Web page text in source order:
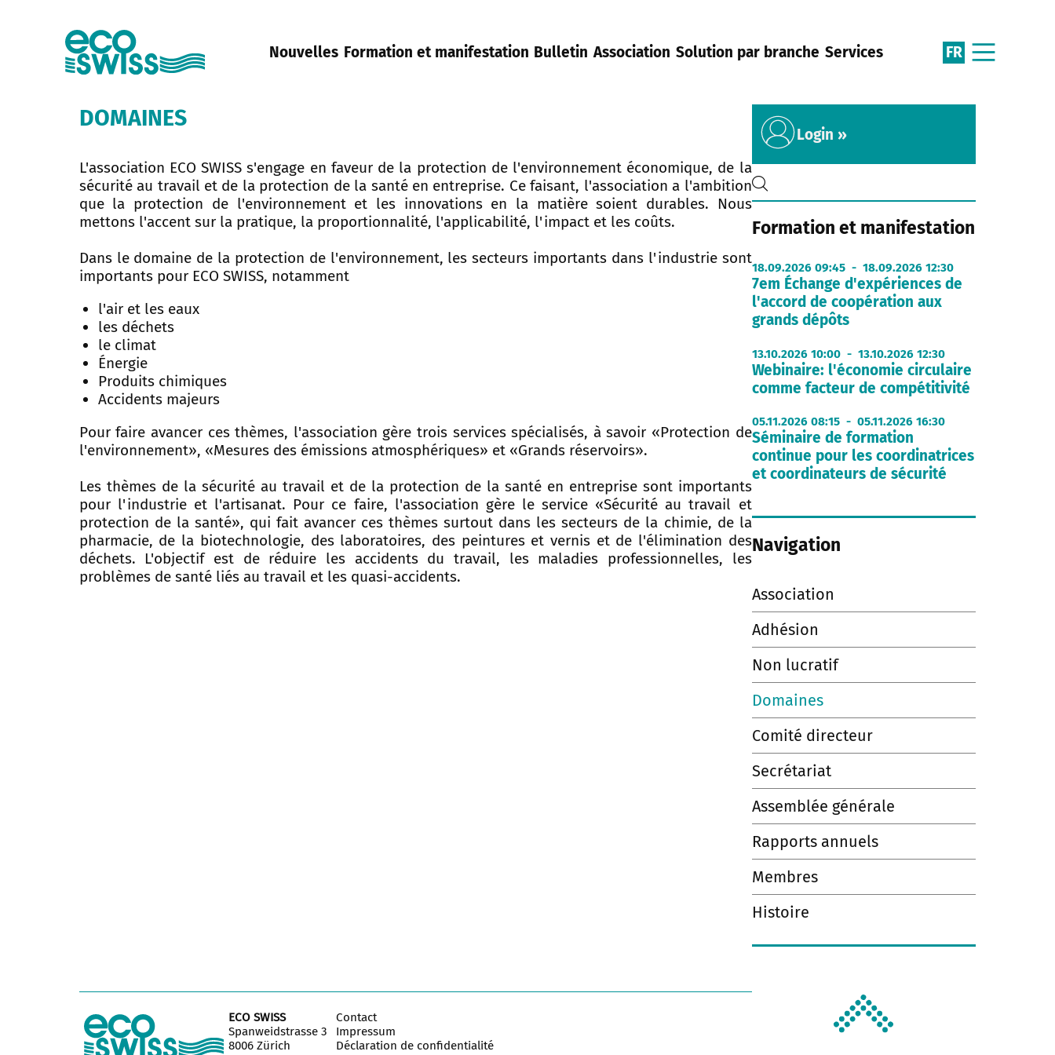
Nouvelles Formation et manifestation Bulletin Association Solution par branche Services FR
DOMAINES
L'association ECO SWISS s'engage en faveur de la protection de l'environnement économique, de la
sécurité au travail et de la protection de la santé en entreprise. Ce faisant, l'association a l'ambition
que la protection de l'environnement et les innovations en la matière soient durables. Nous
mettons l'accent sur la pratique, la proportionnalité, l'applicabilité, l'impact et les coûts.
Dans le domaine de la protection de l'environnement, les secteurs importants dans l'industrie sont
importants pour ECO SWISS, notamment
l'air et les eaux
les déchets
le climat
Énergie
Produits chimiques
Accidents majeurs
Pour faire avancer ces thèmes, l'association gère trois services spécialisés, à savoir «Protection de
l'environnement», «Mesures des émissions atmosphériques» et «Grands réservoirs».
Les thèmes de la sécurité au travail et de la protection de la santé en entreprise sont importants
pour l'industrie et l'artisanat. Pour ce faire, l'association gère le service «Sécurité au travail et
protection de la santé», qui fait avancer ces thèmes surtout dans les secteurs de la chimie, de la
pharmacie, de la biotechnologie, des laboratoires, des peintures et vernis et de l'élimination des
déchets. L'objectif est de réduire les accidents du travail, les maladies professionnelles, les
problèmes de santé liés au travail et les quasi-accidents.
Login »
Formation et manifestation
18.09.2026 09:45 - 18.09.2026 12:30
7em Échange d'expériences de
l'accord de coopération aux
grands dépôts
13.10.2026 10:00 - 13.10.2026 12:30
Webinaire: l'économie circulaire
comme facteur de compétitivité
05.11.2026 08:15 - 05.11.2026 16:30
Séminaire de formation
continue pour les coordinatrices
et coordinateurs de sécurité
Navigation
Association
Adhésion
Non lucratif
Domaines
Comité directeur
Secrétariat
Assemblée générale
Rapports annuels
Membres
Histoire
ECO SWISS
Spanweidstrasse 3
8006 Zürich
Contact
Impressum
Déclaration de confidentialité